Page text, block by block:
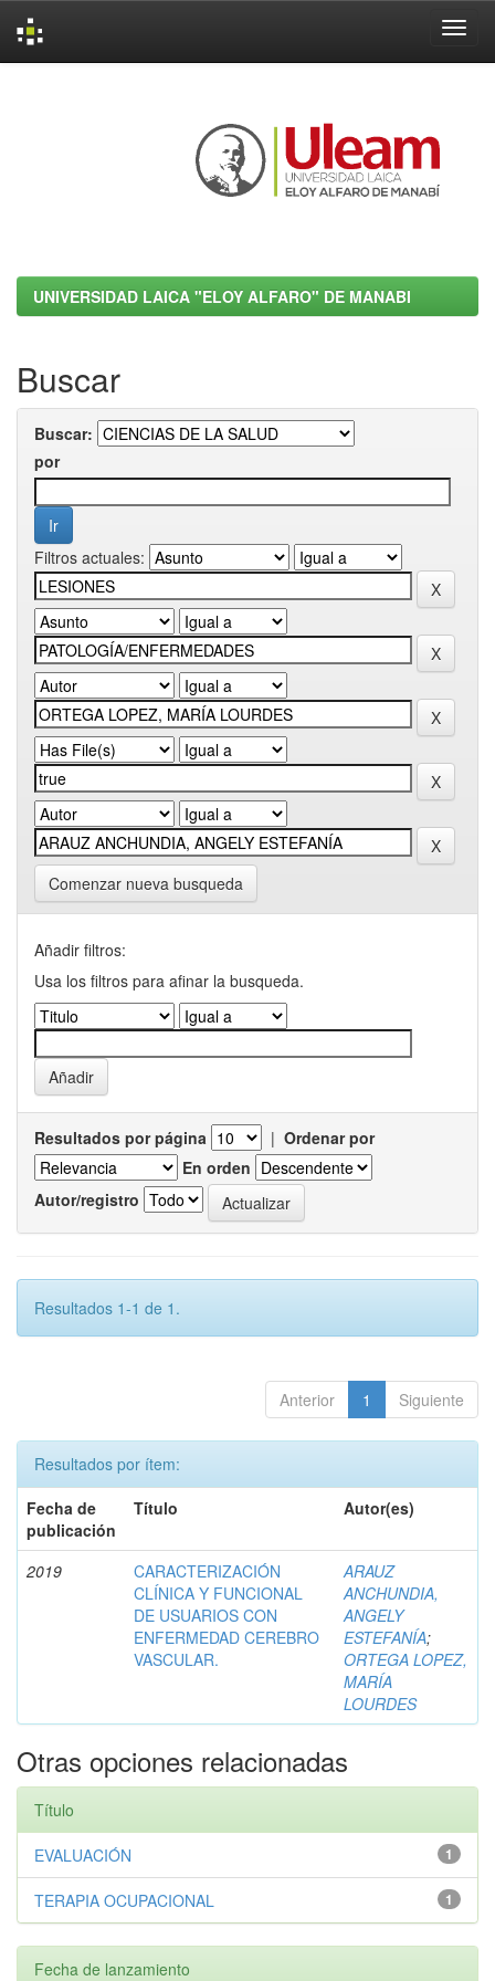
UNIVERSIDAD LAICA "ELOY ALFARO" DE MANABI
Buscar
Buscar:
por
Filtros actuales:
Comenzar nueva busqueda
Añadir filtros:
Usa los filtros para afinar la busqueda.
Resultados por página | Ordenar por
En orden
Autor/registro
Resultados 1-1 de 1.
Anterior 1 Siguiente
Resultados por ítem:
Fecha de
publicación
Título Autor(es)
2019
CARACTERIZACIÓN
CLÍNICA Y FUNCIONAL
DE USUARIOS CON
ENFERMEDAD CEREBRO
VASCULAR.
ARAUZ
ANCHUNDIA,
ANGELY
ESTEFANÍA;
ORTEGA LOPEZ,
MARÍA
LOURDES
Otras opciones relacionadas
Título
1
EVALUACIÓN
1
TERAPIA OCUPACIONAL
Fecha de lanzamiento